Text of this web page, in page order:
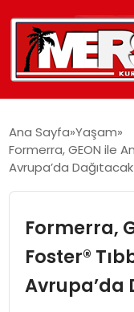
YAŞAM
EĞITIM
Ana Sayfa Yaşam
Formerra, GEON ile
Avrupa’da Dağıtacak
Formerra,
Foster®
Avrupa’da